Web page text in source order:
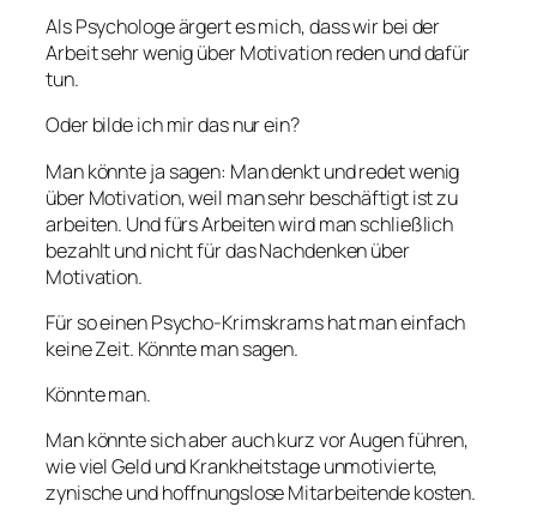
Als Psychologe ärgert es mich, dass wir bei der
Arbeit sehr wenig über Motivation reden und dafür
tun.
Oder bilde ich mir das nur ein?
Man könnte ja sagen: Man denkt und redet wenig
über Motivation, weil man sehr beschäftigt ist zu
arbeiten. Und fürs Arbeiten wird man schließlich
bezahlt und nicht für das Nachdenken über
Motivation.
Für so einen Psycho-Krimskrams hat man einfach
keine Zeit. Könnte man sagen.
Könnte man.
Man könnte sich aber auch kurz vor Augen führen,
wie viel Geld und Krankheitstage unmotivierte,
zynische und hoffnungslose Mitarbeitende kosten.